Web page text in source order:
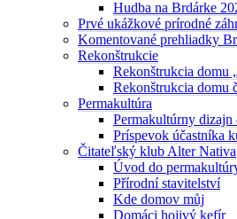
Hudba na Brdárke
Prvé ukážkové prírodné
Komentované prehliadky
Rekonštrukcie
Rekonštrukcia domu
Rekonštrukcia domu
Permakultúra
Permakultúrny dizajn
Príspevok účastníka
Čitateľský klub Alter Nativa
Úvod do
Přírodní stavitelství
Kde domov můj
Domáci hojivý kefír